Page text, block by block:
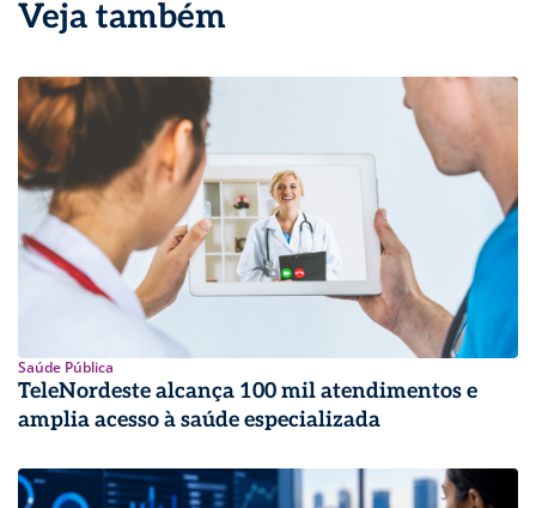
Veja também
Saúde Pública
TeleNordeste alcança 100 mil atendimentos e
amplia acesso à saúde especializada